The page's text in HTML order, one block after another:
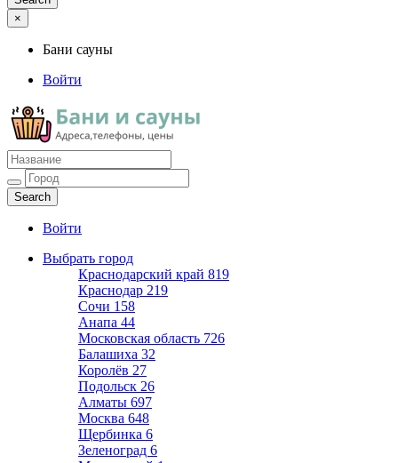
×
Бани сауны
Войти
Бани сауны
Адреса и телефоны
Войти
Выбрать город
Краснодарский край 819
Краснодар 219
Сочи 158
Анапа 44
Московская область 726
Балашиха 32
Королёв 27
Подольск 26
Алматы 697
Москва 648
Щербинка 6
Зеленоград 6